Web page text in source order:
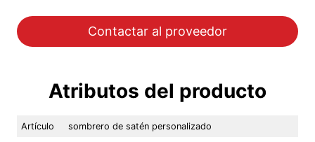
Contactar al proveedor
Atributos del producto
Artículo sombrero de satén personalizado